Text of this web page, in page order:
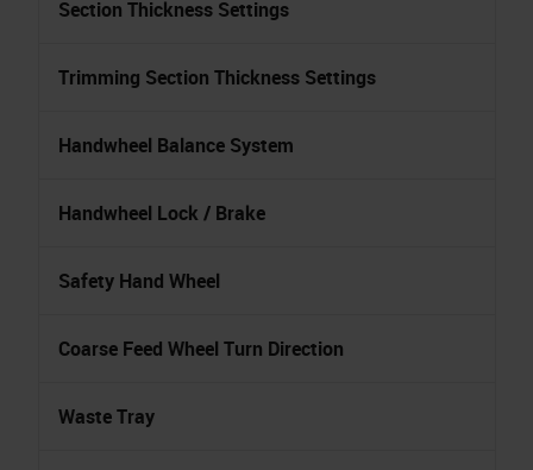
Section Thickness Settings
Trimming Section Thickness Settings
Handwheel Balance System
Handwheel Lock / Brake
Safety Hand Wheel
Coarse Feed Wheel Turn Direction
Waste Tray